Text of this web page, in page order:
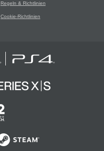
Regeln & Richtlinien
Cookie-Richtlinien